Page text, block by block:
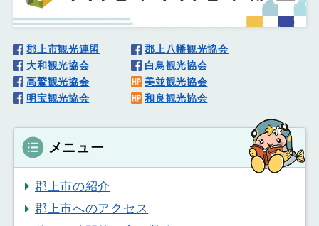
郡上市観光連盟
郡上八幡観光協会
大和観光協会
白鳥観光協会
高鷲観光協会
美並観光協会
明宝観光協会
和良観光協会
メニュー
郡上市の紹介
郡上市へのアクセス